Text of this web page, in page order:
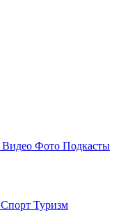
Видео Фото Подкасты
Спорт Туризм